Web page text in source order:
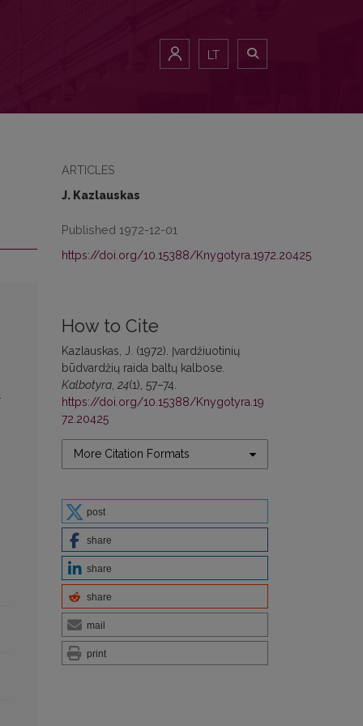
LT
ARTICLES
J. Kazlauskas
Published 1972-12-01
https://doi.org/10.15388/Knygotyra.1972.20425
How to Cite
Kazlauskas, J. (1972). Įvardžiuotinių
būdvardžių raida baltų kalbose.
Kalbotyra 24(1), 57–74.
https://doi.org/10.15388/Knygotyra.19
72.20425
More Citation Formats
post
share
share
share
mail
print